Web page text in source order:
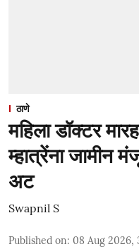
ठाणे
महिला डॉक्टर
म्हात्रेंना जामीन
अट
Swapnil S
Published on: 08 Aug 2026,